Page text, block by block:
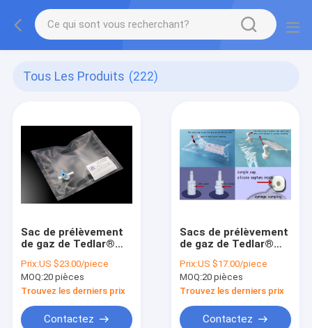
Tous Les Produits (222)
Sac de prélèvement
de gaz de Tedlar®
côté-ouverture de
robinet avec le port
1/4" 6.35m
TDL21_10L de
septum de silicone
Prix:US $23.00/piece
MOQ:20 pièces
Trouvez les derniers prix
Contactez
Sacs de prélèvement
de gaz de Tedlar®
de PTFE/ airbag de la
double-valve
TDL32C_2L (sac
d'échantillon d'air)
Dupont Tedlar
Prix:US $17.00/piece
MOQ:20 pièces
Trouvez les derniers prix
Contactez